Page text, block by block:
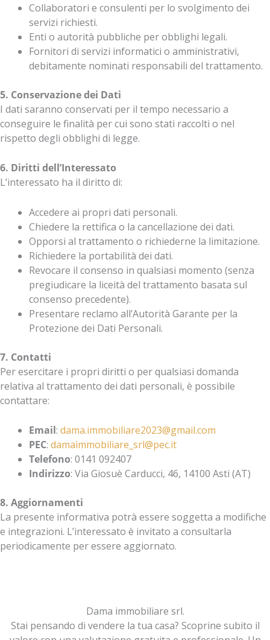
Collaboratori e consulenti per lo svolgimento dei
servizi richiesti.
Enti o autorità pubbliche per obblighi legali.
Fornitori di servizi informatici o amministrativi,
debitamente nominati responsabili del trattamento.
5. Conservazione dei Dati
I dati saranno conservati per il tempo necessario a
conseguire le finalità per cui sono stati raccolti o nel
rispetto degli obblighi di legge.
6. Diritti dell’Interessato
L’interessato ha il diritto di:
Accedere ai propri dati personali.
Chiedere la rettifica o la cancellazione dei dati.
Opporsi al trattamento o richiederne la limitazione.
Richiedere la portabilità dei dati.
Revocare il consenso in qualsiasi momento (senza
pregiudicare la liceità del trattamento basata sul
consenso precedente).
Presentare reclamo all’Autorità Garante per la
Protezione dei Dati Personali.
7. Contatti
Per esercitare i propri diritti o per qualsiasi domanda
relativa al trattamento dei dati personali, è possibile
contattare:
Email: dama.immobiliare2023@gmail.com
PEC: damaimmobiliare_srl@pec.it
Telefono: 0141 092407
Indirizzo: Via Giosuè Carducci, 46, 14100 Asti (AT)
8. Aggiornamenti
La presente informativa potrà essere soggetta a modifiche
e integrazioni. L’interessato è invitato a consultarla
periodicamente per essere aggiornato.
Dama immobiliare srl.
Stai pensando di vendere la tua casa? Scoprine subito il